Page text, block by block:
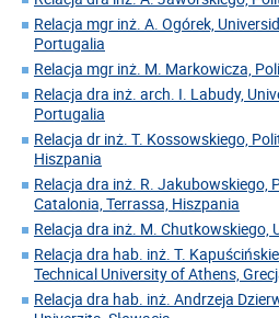
Relacja mgr inż. A. Ogórek,
Portugalia
Relacja mgr inż. M. Markowicza,
Relacja dra inż. arch. I. Labudy,
Portugalia
Relacja dr inż. T. Kossowskiego,
Hiszpania
Relacja dra inż. R. Jakubowskiego,
Catalonia, Terrassa, Hiszpania
Relacja dra inż. M. Chutkowskiego,
Relacja dra hab. inż. T.
Technical University of Athens,
Relacja dra hab. inż. Andrzeja